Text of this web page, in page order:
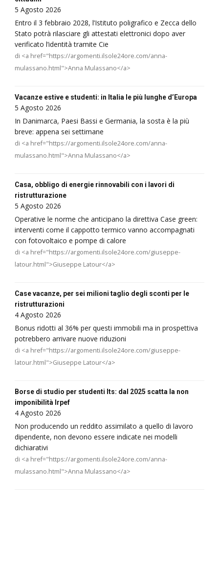
5 Agosto 2026
Entro il 3 febbraio 2028, l’Istituto poligrafico e Zecca dello
Stato potrà rilasciare gli attestati elettronici dopo aver
verificato l’identità tramite Cie
di <a href="https://argomenti.ilsole24ore.com/anna-
mulassano.html">Anna Mulassano</a>
Vacanze estive e studenti: in Italia le più lunghe d’Europa
5 Agosto 2026
In Danimarca, Paesi Bassi e Germania, la sosta è la più
breve: appena sei settimane
di <a href="https://argomenti.ilsole24ore.com/anna-
mulassano.html">Anna Mulassano</a>
Casa, obbligo di energie rinnovabili con i lavori di
ristrutturazione
5 Agosto 2026
Operative le norme che anticipano la direttiva Case green:
interventi come il cappotto termico vanno accompagnati
con fotovoltaico e pompe di calore
di <a href="https://argomenti.ilsole24ore.com/giuseppe-
latour.html">Giuseppe Latour</a>
Case vacanze, per sei milioni taglio degli sconti per le
ristrutturazioni
4 Agosto 2026
Bonus ridotti al 36% per questi immobili ma in prospettiva
potrebbero arrivare nuove riduzioni
di <a href="https://argomenti.ilsole24ore.com/giuseppe-
latour.html">Giuseppe Latour</a>
Borse di studio per studenti Its: dal 2025 scatta la non
imponibilità Irpef
4 Agosto 2026
Non producendo un reddito assimilato a quello di lavoro
dipendente, non devono essere indicate nei modelli
dichiarativi
di <a href="https://argomenti.ilsole24ore.com/anna-
mulassano.html">Anna Mulassano</a>